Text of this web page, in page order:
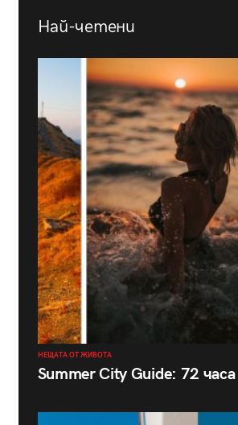
Най-четени
НЕЩАТА ОТ ЖИВОТА
Summer City Guide: 72